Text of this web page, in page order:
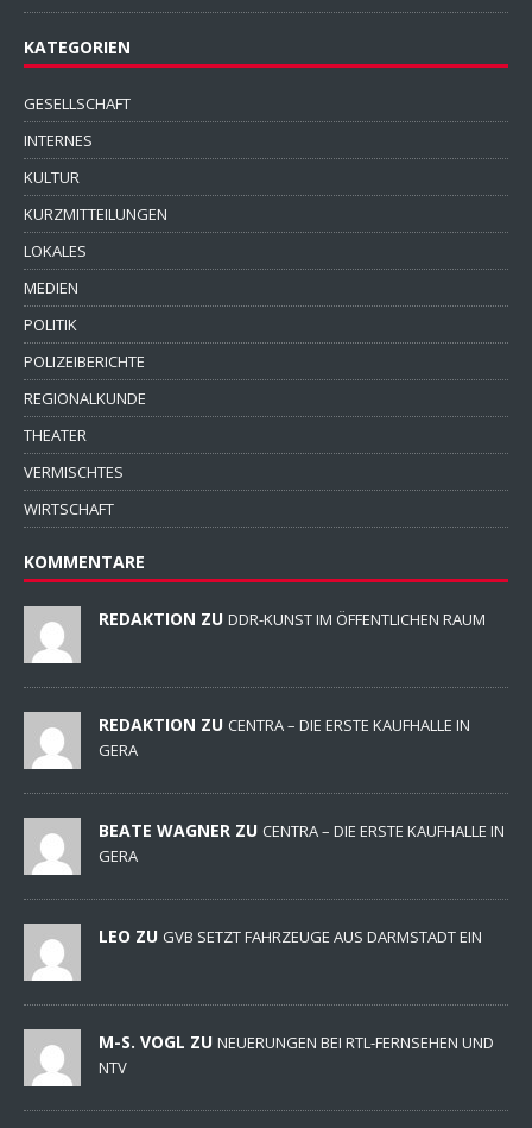
KATEGORIEN
GESELLSCHAFT
INTERNES
KULTUR
KURZMITTEILUNGEN
LOKALES
MEDIEN
POLITIK
POLIZEIBERICHTE
REGIONALKUNDE
THEATER
VERMISCHTES
WIRTSCHAFT
KOMMENTARE
REDAKTION ZU DDR-KUNST IM ÖFFENTLICHEN RAUM
REDAKTION ZU CENTRA – DIE ERSTE KAUFHALLE IN
GERA
BEATE WAGNER ZU CENTRA – DIE ERSTE KAUFHALLE IN
GERA
LEO ZU GVB SETZT FAHRZEUGE AUS DARMSTADT EIN
M-S. VOGL ZU NEUERUNGEN BEI RTL-FERNSEHEN UND
NTV